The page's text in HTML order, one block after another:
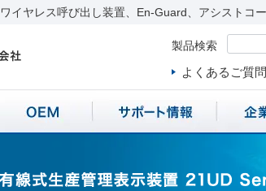
イヤレス呼び出し装置、En-Guard、アシストコ
製品検索
よくあるご質問